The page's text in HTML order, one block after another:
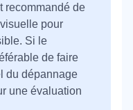
recommandé de
pour
Si le
de faire
du dépannage
une évaluation